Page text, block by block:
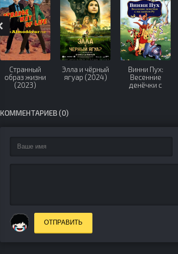
Странный
образ жизни
(2023)
Элла и чёрный
ягуар (2024)
Винни Пух:
Весенние
денёчки с
КОММЕНТАРИЕВ (0)
ОТПРАВИТЬ